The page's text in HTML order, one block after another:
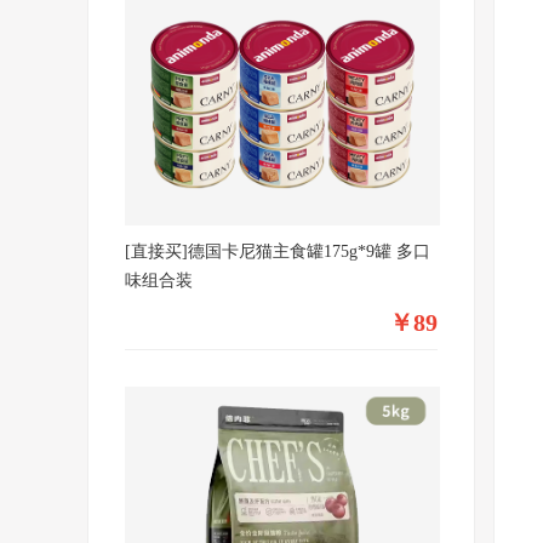
[直接买]德国卡尼猫主食罐175g*9罐 多口
味组合装
￥89